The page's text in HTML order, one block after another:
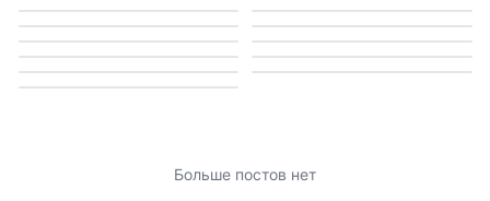
Больше постов нет